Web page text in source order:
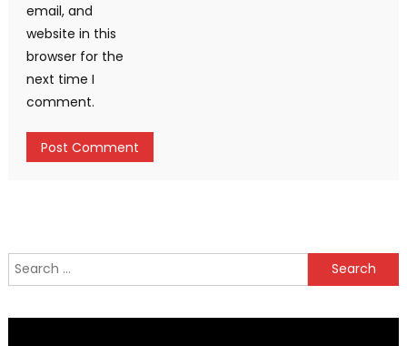
email, and
website in this
browser for the
next time I
comment.
Search
for: